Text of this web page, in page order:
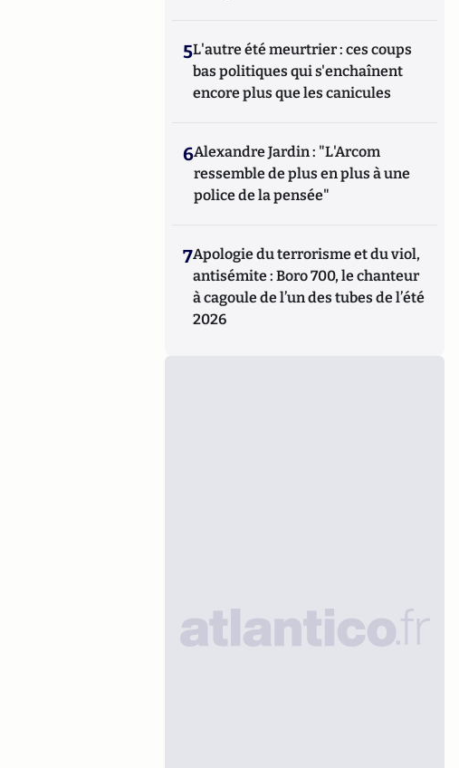
5L'autre été meurtrier : ces coups
bas politiques qui s'enchaînent
encore plus que les canicules
6Alexandre Jardin : "L'Arcom
ressemble de plus en plus à une
police de la pensée"
7Apologie du terrorisme et du viol,
antisémite : Boro 700, le chanteur
à cagoule de l’un des tubes de l’été
2026